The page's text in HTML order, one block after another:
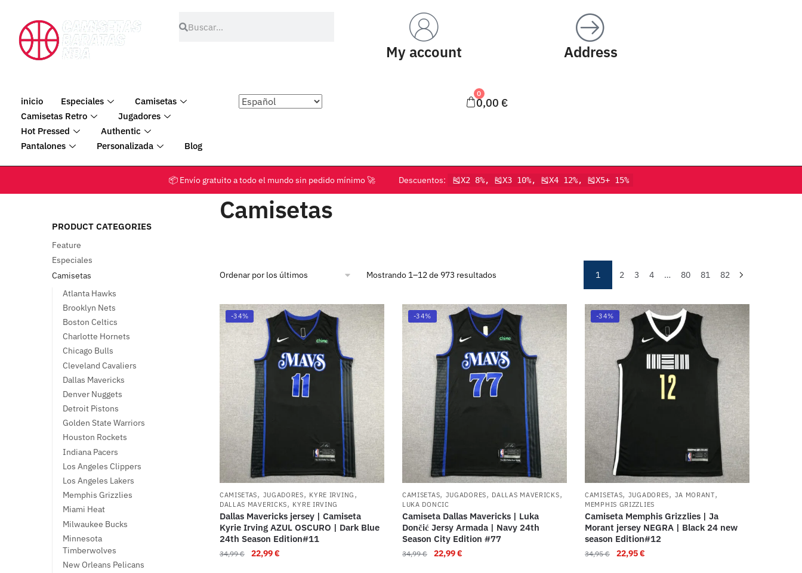
My account Address
inicio Especiales
Camisetas
Camisetas Retro
Jugadores
Hot Pressed
Authentic
Pantalones
Personalizada Blog
0
0,00 €
📦 Envío gratuito a todo el mundo sin pedido mínimo 🚀 Descuentos: 🎽X2 8%, 🎽X3 10%, 🎽X4 12%, 🎽X5+ 15%
Camisetas
Mostrando 1–12 de 973 resultados 1 2 3 4 … 80 81 82
-34%
CAMISETAS, JUGADORES, KYRE IRVING ,
DALLAS MAVERICKS, KYRE IRVING
Dallas Mavericks jersey | Camiseta
Kyrie Irving AZUL OSCURO | Dark Blue
24th Season Edition#11
34,99€ 22,99€
-34%
CAMISETAS, JUGADORES, DALLAS MAVERICKS,
LUKA DONCIC
Camiseta Dallas Mavericks | Luka
Dončić Jersy Armada | Navy 24th
Season City Edition #77
34,99€ 22,99€
-34%
CAMISETAS, JUGADORES, JA MORANT,
MEMPHIS GRIZZLIES
Camiseta Memphis Grizzlies | Ja
Morant jersey NEGRA | Black 24 new
season Edition#12
34,95€ 22,95€
PRODUCT CATEGORIES
Feature
Especiales
Camisetas
Atlanta Hawks
Brooklyn Nets
Boston Celtics
Charlotte Hornets
Chicago Bulls
Cleveland Cavaliers
Dallas Mavericks
Denver Nuggets
Detroit Pistons
Golden State Warriors
Houston Rockets
Indiana Pacers
Los Angeles Clippers
Los Angeles Lakers
Memphis Grizzlies
Miami Heat
Milwaukee Bucks
Minnesota
Timberwolves
New Orleans Pelicans